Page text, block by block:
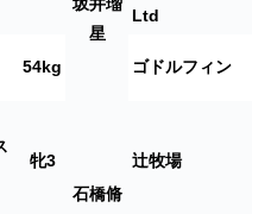
坂井瑠
星
Ltd
54kg ゴドルフィン
牝3
石橋脩
辻牧場